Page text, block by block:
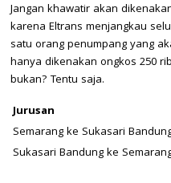
Jangan khawatir akan
karena Eltrans menjangkau
satu orang penumpang yang
hanya dikenakan ongkos 250
bukan? Tentu saja.
Jurusan
Semarang ke Sukasari
Sukasari Bandung ke